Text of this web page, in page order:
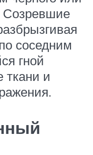
Созревшие
соседним
гной
ткани и